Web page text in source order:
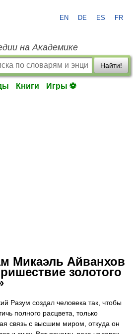
EN DE ES FR
на Академике
Найти!
Книги Игры ⚽
Микаэль Айванхов
золотого
Разум создал человека так, чтобы
полного расцвета, только
связь с высшим миром, откуда он